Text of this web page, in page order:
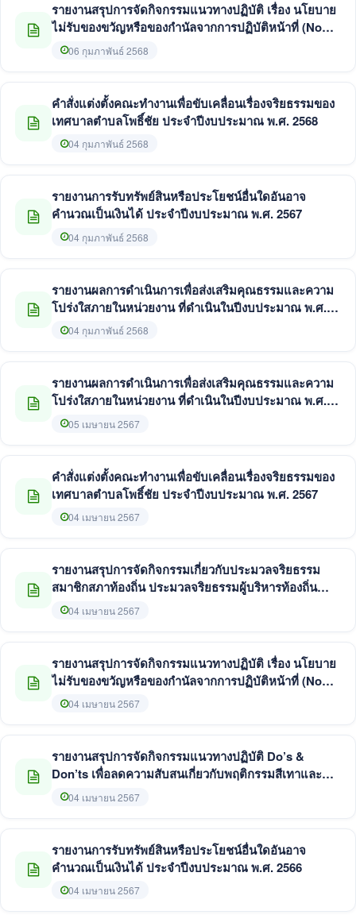
รายงานสรุปการจัดกิจกรรมแนวทางปฏิบัติ เรื่อง นโยบาย
ไม่รับของขวัญหรือของกำนัลจากการปฏิบัติหน้าที่ (No
Gift Policy) ประจำปีงบประมาณ พ.ศ. 2568 ของเทศบาล
ตำบลโพธิ์ชัย
06 กุมภาพันธ์ 2568
คำสั่งแต่งตั้งคณะทำงานเพื่อขับเคลื่อนเรื่องจริยธรรมของ
เทศบาลตำบลโพธิ์ชัย ประจำปีงบประมาณ พ.ศ. 2568
04 กุมภาพันธ์ 2568
รายงานการรับทรัพย์สินหรือประโยชน์อื่นใดอันอาจ
คำนวณเป็นเงินได้ ประจำปีงบประมาณ พ.ศ. 2567
04 กุมภาพันธ์ 2568
รายงานผลการดำเนินการเพื่อส่งเสริมคุณธรรมและความ
โปร่งใสภายในหน่วยงาน ที่ดำเนินในปีงบประมาณ พ.ศ.
256704 กุมภาพันธ์ 2568
รายงานผลการดำเนินการเพื่อส่งเสริมคุณธรรมและความ
โปร่งใสภายในหน่วยงาน ที่ดำเนินในปีงบประมาณ พ.ศ.
256605 เมษายน 2567
คำสั่งแต่งตั้งคณะทำงานเพื่อขับเคลื่อนเรื่องจริยธรรมของ
เทศบาลตำบลโพธิ์ชัย ประจำปีงบประมาณ พ.ศ. 2567
04 เมษายน 2567
รายงานสรุปการจัดกิจกรรมเกี่ยวกับประมวลจริยธรรม
สมาชิกสภาท้องถิ่น ประมวลจริยธรรมผู้บริหารท้องถิ่น
และประมวลจริยธรรมพนักงานส่วนท้องถิ่นของเทศบาล
04 เมษายน 2567
รายงานสรุปการจัดกิจกรรมแนวทางปฏิบัติ เรื่อง นโยบาย
ไม่รับของขวัญหรือของกำนัลจากการปฏิบัติหน้าที่ (No
Gift Policy) ประจำปีงบประมาณ พ.ศ. 2567 ของเทศบาล
04 เมษายน 2567
รายงานสรุปการจัดกิจกรรมแนวทางปฏิบัติ Do’s &
Don’ts เพื่อลดความสับสนเกี่ยวกับพฤติกรรมสีเทาและ
แนวทางในการประพฤติตนทางจริยธรรมของเทศบาล
04 เมษายน 2567
รายงานการรับทรัพย์สินหรือประโยชน์อื่นใดอันอาจ
คำนวณเป็นเงินได้ ประจำปีงบประมาณ พ.ศ. 2566
04 เมษายน 2567